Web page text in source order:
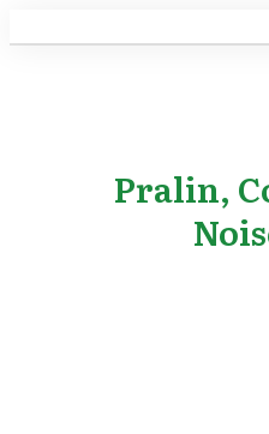
Pralin,